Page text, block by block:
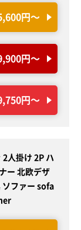
円〜
円〜
円〜
2人掛け 2P ハ
ー 北欧デザ
ソファー sofa